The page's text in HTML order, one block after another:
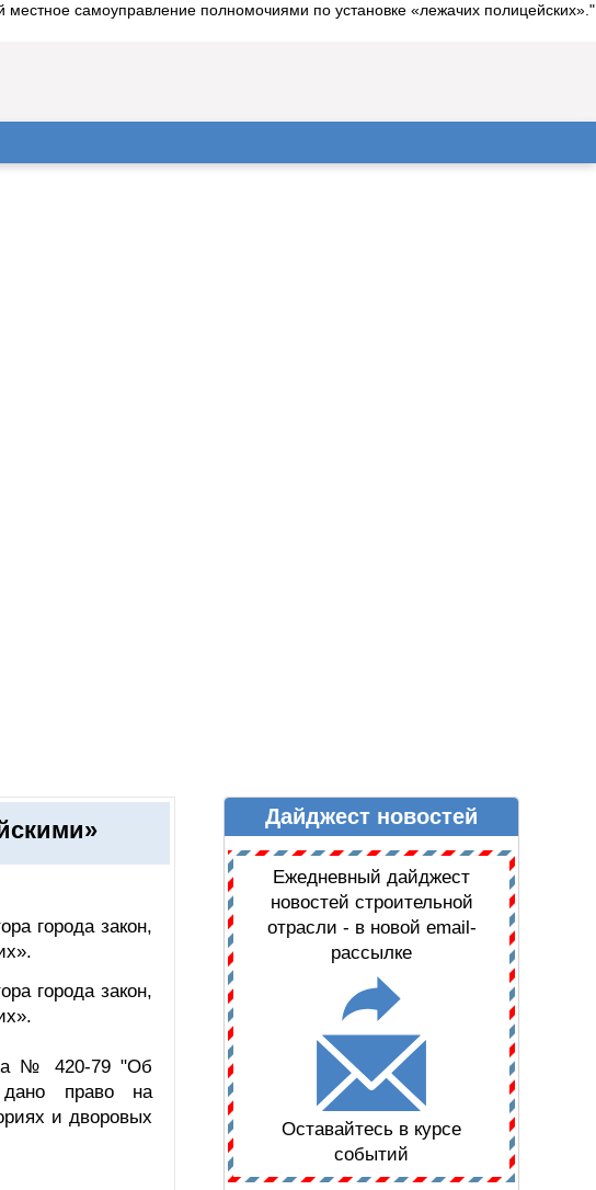
самоуправление полномочиями по установке «лежачих полицейских»."
ФИГУРЫ ДАЙДЖЕСТ НОВОСТЕЙ
города закон,
города закон,
№ 420-79 "Об
дано право на
и дворовых
Дайджест новостей
Ежедневный дайджест
новостей строительной
отрасли - в новой email-
рассылке
Оставайтесь в курсе
событий